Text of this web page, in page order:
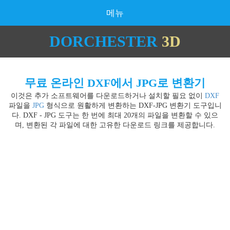
메뉴
DORCHESTER 3D
무료 온라인 DXF에서 JPG로 변환기
이것은 추가 소프트웨어를 다운로드하거나 설치할 필요 없이 DXF
파일을 JPG형식으로 원활하게 변환하는 DXF-JPG 변환기 도구입니
다. DXF - JPG 도구는 한 번에 최대 20개의 파일을 변환할 수 있으
며, 변환된 각 파일에 대한 고유한 다운로드 링크를 제공합니다.